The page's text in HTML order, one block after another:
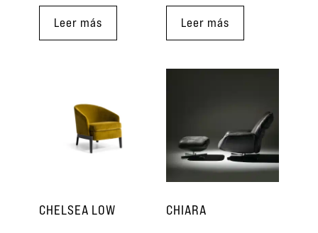
Leer más Leer más
CHELSEA LOW CHIARA